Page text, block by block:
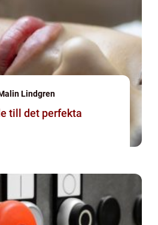
Lindgren
till det perfekta